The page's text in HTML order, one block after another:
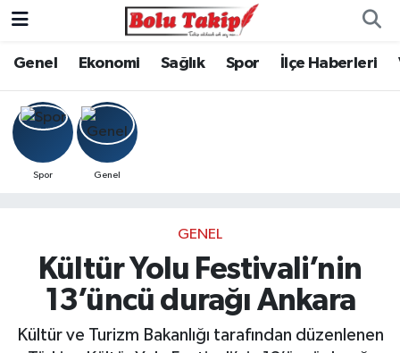
Genel Ekonomi Sağlık Spor İlçe Haberleri
Spor Genel
GENEL
Kültür Yolu Festivali’nin
13’üncü durağı Ankara
Kültür ve Turizm Bakanlığı tarafından düzenlenen